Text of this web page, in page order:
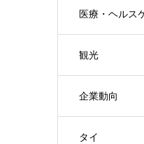
医療・ヘルス
観光
企業動向
タイ